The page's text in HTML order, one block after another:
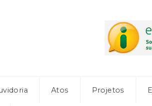
Atos Projetos